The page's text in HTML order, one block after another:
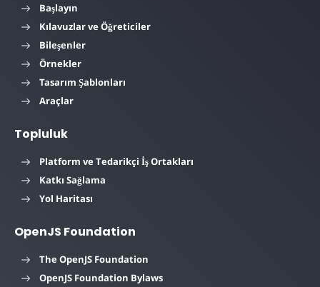
Başlayın
Kılavuzlar ve Öğreticiler
Bileşenler
Örnekler
Tasarım Şablonları
Araçlar
Topluluk
Platform ve Tedarikçi İş Ortakları
Katkı Sağlama
Yol Haritası
OpenJS Foundation
The OpenJS Foundation
OpenJS Foundation Bylaws